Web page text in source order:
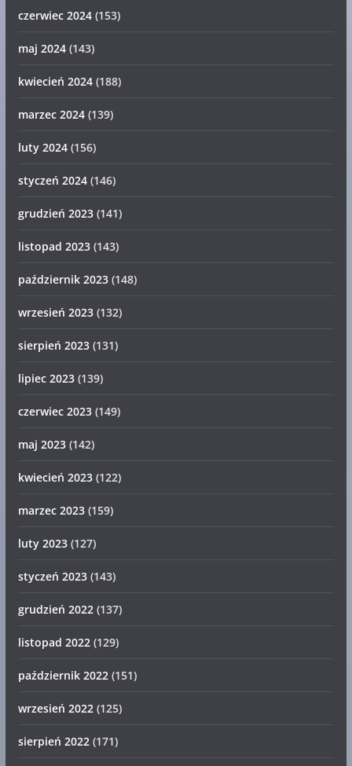
czerwiec 2024(153)
maj 2024(143)
kwiecień 2024(188)
marzec 2024(139)
luty 2024(156)
styczeń 2024(146)
grudzień 2023(141)
listopad 2023(143)
październik 2023(148)
wrzesień 2023(132)
sierpień 2023(131)
lipiec 2023(139)
czerwiec 2023(149)
maj 2023(142)
kwiecień 2023(122)
marzec 2023(159)
luty 2023(127)
styczeń 2023(143)
grudzień 2022(137)
listopad 2022(129)
październik 2022(151)
wrzesień 2022(125)
sierpień 2022(171)